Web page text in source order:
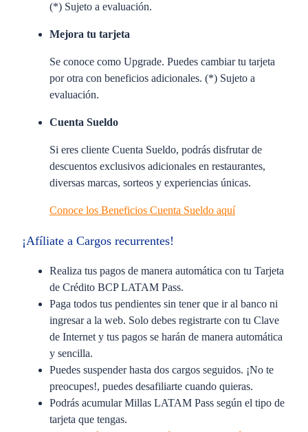
(*) Sujeto a evaluación.
Mejora tu tarjeta
Se conoce como Upgrade. Puedes cambiar tu tarjeta
por otra con beneficios adicionales. (*) Sujeto a
evaluación.
Cuenta Sueldo
Si eres cliente Cuenta Sueldo, podrás disfrutar de
descuentos exclusivos adicionales en restaurantes,
diversas marcas, sorteos y experiencias únicas.
Conoce los Beneficios Cuenta Sueldo aquí
¡Afíliate a Cargos recurrentes!
Realiza tus pagos de manera automática con tu Tarjeta
de Crédito BCP LATAM Pass.
Paga todos tus pendientes sin tener que ir al banco ni
ingresar a la web. Solo debes registrarte con tu Clave
de Internet y tus pagos se harán de manera automática
y sencilla.
Puedes suspender hasta dos cargos seguidos. ¡No te
preocupes!, puedes desafiliarte cuando quieras.
Podrás acumular Millas LATAM Pass según el tipo de
tarjeta que tengas.